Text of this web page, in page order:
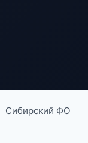
Сибирский ФО